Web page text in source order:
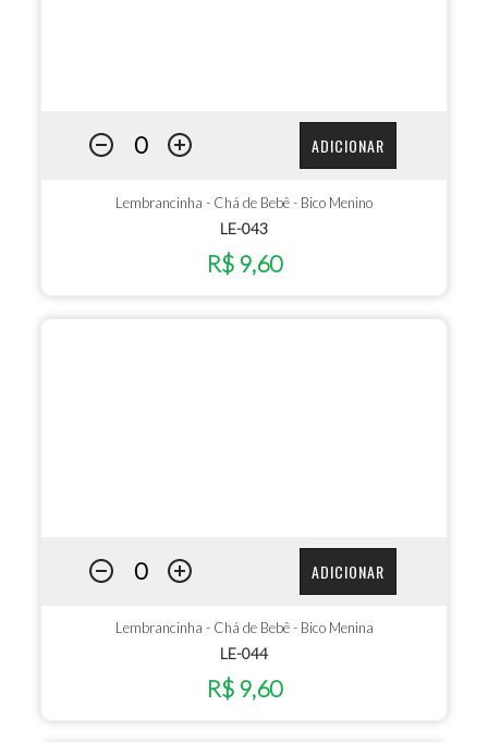
ADICIONAR
Lembrancinha - Chá de Bebê - Bico Menino
LE-043
R$ 9,60
ADICIONAR
Lembrancinha - Chá de Bebê - Bico Menina
LE-044
R$ 9,60